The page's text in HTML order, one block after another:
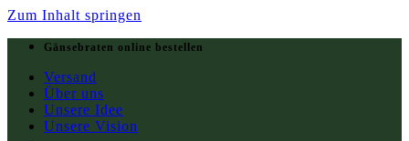
Zum Inhalt springen
Gänsebraten online bestellen
Versand
Über uns
Unsere Idee
Unsere Vision